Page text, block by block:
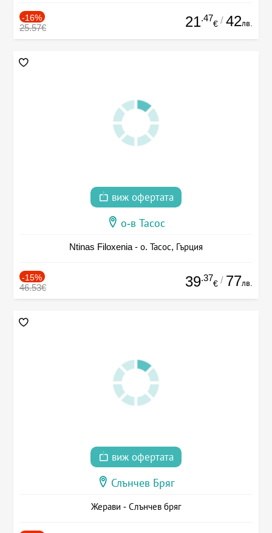
-16%
25.57€ 21.47
€ / 42лв.
виж офертата
о-в Тасос
Ntinas Filoxenia - о. Тасос, Гърция
-15%
46.53€ 39.37
€ / 77лв.
виж офертата
Слънчев Бряг
Жерави - Слънчев бряг